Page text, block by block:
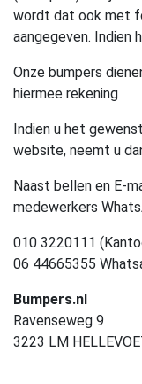
wordt dat ook met
aangegeven. Indien
Onze bumpers
hiermee rekening
Indien u het
website, neemt u
Naast bellen en E-
medewerkers
010 3220111
06 44665355
Bumpers.nl
Ravenseweg 9
3223 LM